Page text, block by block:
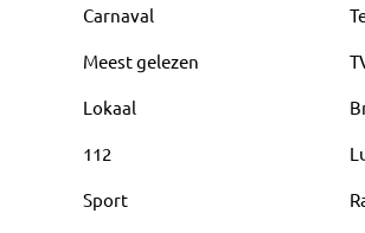
Carnaval
Meest gelezen
Lokaal
112
Sport